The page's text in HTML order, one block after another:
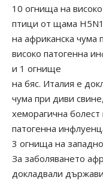
10 огнища на
птици от щама
на африканска чума
високо патогенна
и 1 огнище
на бяс. Италия е
чума при диви
хеморагична
патогенна
3 огнища на
За заболяването
докладвали